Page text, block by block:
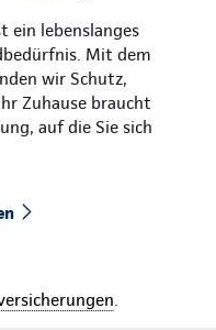
ein lebenslanges
Mit dem
wir Schutz,
Zuhause braucht
auf die Sie sich
.